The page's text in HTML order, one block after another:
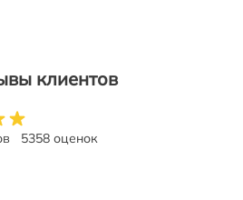
клиентов
5358 оценок